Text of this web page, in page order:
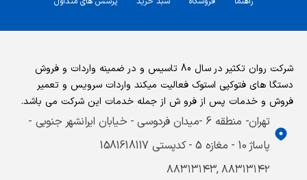
شرکت روان تکثیر در سال 80 تاسیس و در ضمینه واردات و فروش
دستگا های فتوکپی استوک فعالیت میکند واردات سرویس و تعمیر
فروش و خدمات پس از فرو ش از جمله خدمات این شرکت می باشد.
تهران- منطقه 6 -میدان فردوسی - خیابان ایرانشهر جنوبی -
پاساژ 10 - مغازه 5 - کدپستی 1581618117
۸۸۳۱۳۱۴۲ ,۸۸۳۱۳۱۴۳